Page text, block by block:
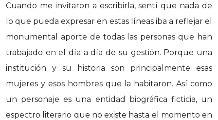
Cuando me invitaron a escribirla, sentí que nada de
lo que pueda expresar en estas líneas iba a reflejar el
monumental aporte de todas las personas que han
trabajado en el día a día de su gestión. Porque una
institución y su historia son principalmente esas
mujeres y esos hombres que la habitaron. Así como
un personaje es una entidad biográfica ficticia, un
espectro literario que no existe hasta el momento en